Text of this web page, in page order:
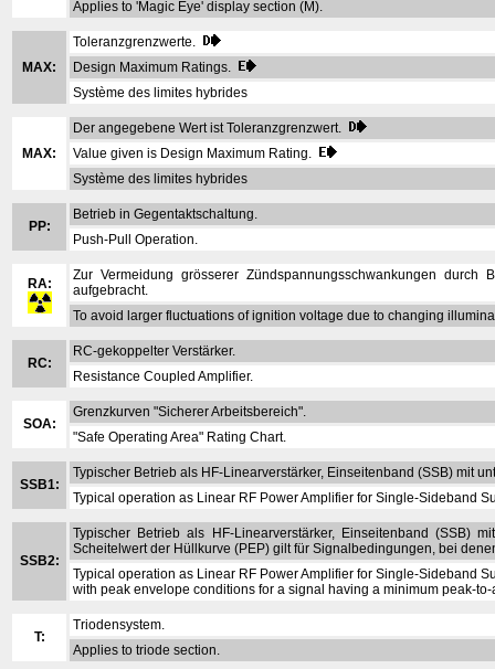
Applies to 'Magic Eye' display section (M).
MAX:
Toleranzgrenzwerte.
Design Maximum Ratings.
Système des limites hybrides
MAX:
Der angegebene Wert ist Toleranzgrenzwert.
Value given is Design Maximum Rating.
Système des limites hybrides
PP:
Betrieb in Gegentaktschaltung.
Push-Pull Operation.
RA:
Zur Vermeidung grösserer Zündspannungsschwankungen
aufgebracht.
To avoid larger fluctuations of ignition voltage due to changing
RC:
RC-gekoppelter Verstärker.
Resistance Coupled Amplifier.
SOA:
Grenzkurven "Sicherer Arbeitsbereich".
"Safe Operating Area" Rating Chart.
SSB1:
Typischer Betrieb als HF-Linearverstärker, Einseitenband (SSB) mit
Typical operation as Linear RF Power Amplifier for Single-Sideband
SSB2:
Typischer Betrieb als HF-Linearverstärker, Einseitenband (SSB)
Scheitelwert der Hüllkurve (PEP) gilt für Signalbedingungen, bei
Typical operation as Linear RF Power Amplifier for Single-Sideband
with peak envelope conditions for a signal having a minimum peak-
T:
Triodensystem.
Applies to triode section.